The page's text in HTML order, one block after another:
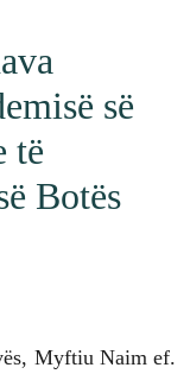
së
të
Botës
Myftiu Naim ef.